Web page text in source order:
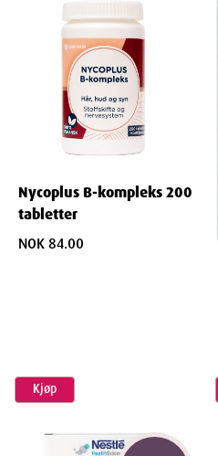
Nycoplus B-kompleks 200
tabletter
NOK 84.00
Kjøp